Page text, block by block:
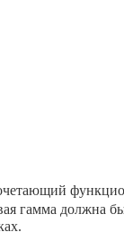
гамма должна